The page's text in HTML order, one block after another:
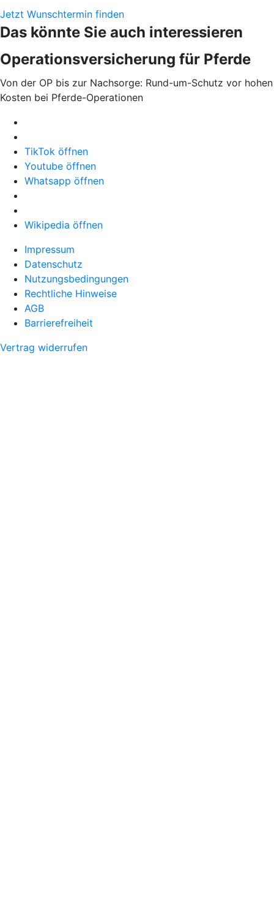
Jetzt Wunschtermin finden
Das könnte Sie auch interessieren
Operationsversicherung für Pferde
Von der OP bis zur Nachsorge: Rund-um-Schutz vor hohen
Kosten bei Pferde-Operationen
TikTok öffnen
Youtube öffnen
Whatsapp öffnen
Wikipedia öffnen
Impressum
Datenschutz
Nutzungsbedingungen
Rechtliche Hinweise
AGB
Barrierefreiheit
Vertrag widerrufen